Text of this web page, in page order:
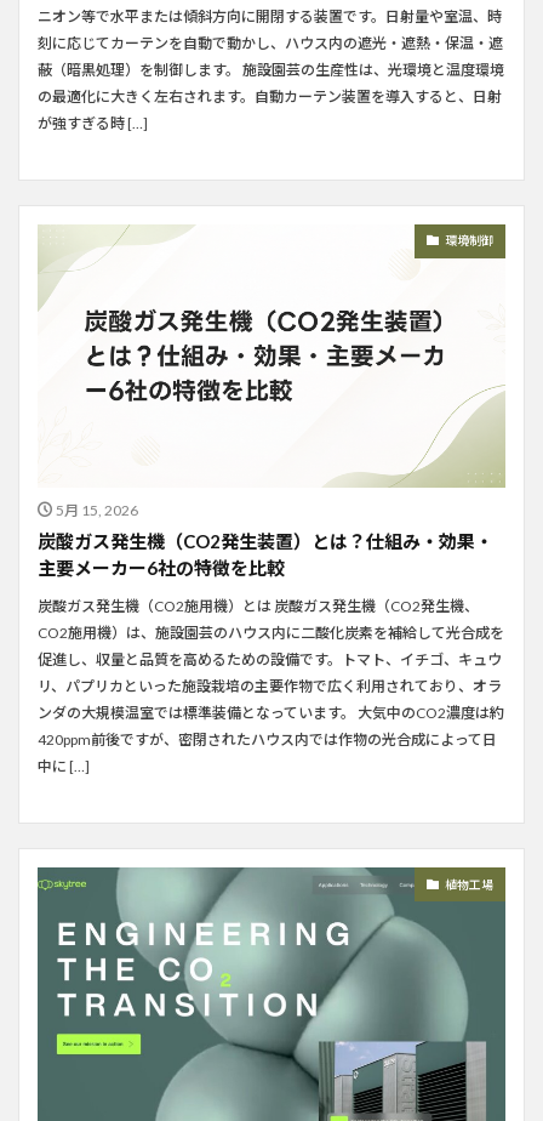
ニオン等で水平または傾斜方向に開閉する装置です。日射量や室温、時
刻に応じてカーテンを自動で動かし、ハウス内の遮光・遮熱・保温・遮
蔽（暗黒処理）を制御します。 施設園芸の生産性は、光環境と温度環境
の最適化に大きく左右されます。自動カーテン装置を導入すると、日射
が強すぎる時 […]
環境制御
5月 15, 2026
炭酸ガス発生機（CO2発生装置）とは？仕組み・効果・
主要メーカー6社の特徴を比較
炭酸ガス発生機（CO2施用機）とは 炭酸ガス発生機（CO2発生機、
CO2施用機）は、施設園芸のハウス内に二酸化炭素を補給して光合成を
促進し、収量と品質を高めるための設備です。トマト、イチゴ、キュウ
リ、パプリカといった施設栽培の主要作物で広く利用されており、オラ
ンダの大規模温室では標準装備となっています。 大気中のCO2濃度は約
420ppm前後ですが、密閉されたハウス内では作物の光合成によって日
中に […]
植物工場